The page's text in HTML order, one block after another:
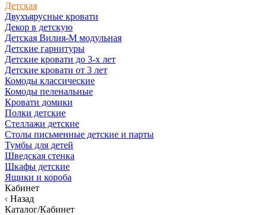
Детская
Двухъярусные кровати
Декор в детскую
Детская Вилия-М модульная
Детские гарнитуры
Детские кровати до 3-х лет
Детские кровати от 3 лет
Комоды классические
Комоды пеленальные
Кровати домики
Полки детские
Стеллажи детские
Столы письменные детские и парты
Тумбы для детей
Шведская стенка
Шкафы детские
Ящики и короба
Кабинет
Назад
Каталог/Кабинет